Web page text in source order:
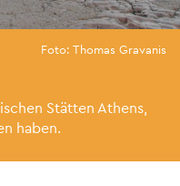
Foto: Thomas Gravanis
Stätten Athens,
haben.